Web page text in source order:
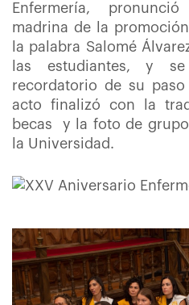
Enfermería,
madrina de la
la palabra Salomé
las estudiantes, y
recordatorio de su
acto finalizó con la
becas y la foto de
la Universidad.